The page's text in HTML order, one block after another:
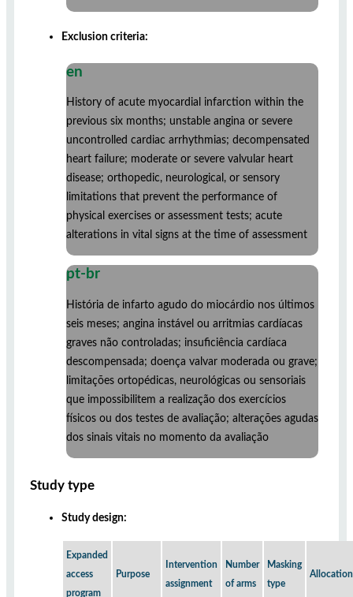
Exclusion criteria:
en
History of acute myocardial infarction within the
previous six months; unstable angina or severe
uncontrolled cardiac arrhythmias; decompensated
heart failure; moderate or severe valvular heart
disease; orthopedic, neurological, or sensory
limitations that prevent the performance of
physical exercises or assessment tests; acute
alterations in vital signs at the time of assessment
pt-br
História de infarto agudo do miocárdio nos últimos
seis meses; angina instável ou arritmias cardíacas
graves não controladas; insuficiência cardíaca
descompensada; doença valvar moderada ou grave;
limitações ortopédicas, neurológicas ou sensoriais
que impossibilitem a realização dos exercícios
físicos ou dos testes de avaliação; alterações agudas
dos sinais vitais no momento da avaliação
Study type
Study design:
Expanded
access
program
Purpose
Intervention
assignment
Number
of arms
Masking
type
Allocation